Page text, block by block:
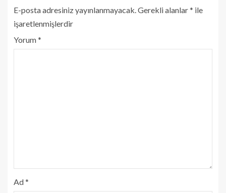
E-posta adresiniz yayınlanmayacak. Gerekli alanlar* ile
işaretlenmişlerdir
Yorum*
Ad*